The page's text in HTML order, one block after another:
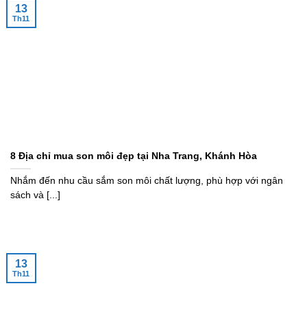
8 Địa chỉ mua son môi đẹp tại Nha Trang, Khánh Hòa
Nhắm đến nhu cầu sắm son môi chất lượng, phù hợp với ngân
sách và [...]
13
Th11
13
Th11